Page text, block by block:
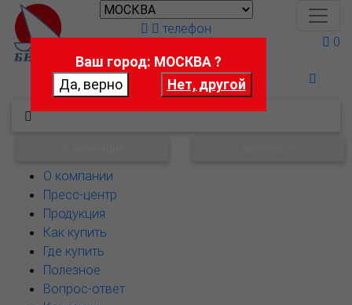
Поможем выбрать
телефон
0
О компании
Пресс-центр
Продукция
Как купить
Где купить
Полезное
Вопрос-ответ
Ваш город: МОСКВА ?